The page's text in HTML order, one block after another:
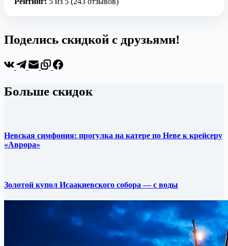
Поделись скидкой с друзьями!
Больше скидок
Невская симфония: прогулка на катере по Неве к крейсеру
«Аврора»
Золотой купол Исаакиевского собора — с воды